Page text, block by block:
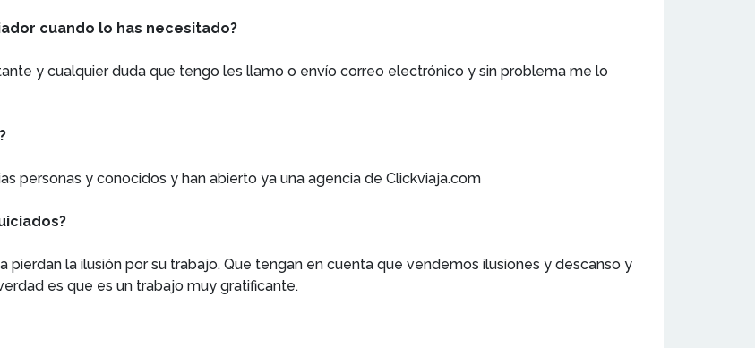
cuando lo has necesitado?
y cualquier duda que tengo les llamo o envío correo electrónico y sin problema me lo
personas y conocidos y han abierto ya una agencia de Clickviaja.com
la ilusión por su trabajo. Que tengan en cuenta que vendemos ilusiones y descanso y
es que es un trabajo muy gratificante.